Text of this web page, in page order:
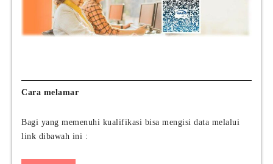
Cara melamar
Bagi yang memenuhi kualifikasi bisa mengisi data melalui
link dibawah ini :